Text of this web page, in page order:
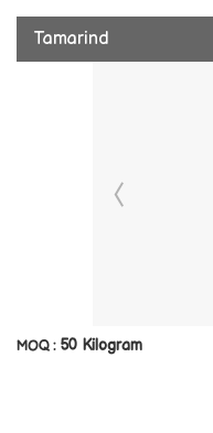
Tamarind
MOQ : 50 Kilogram